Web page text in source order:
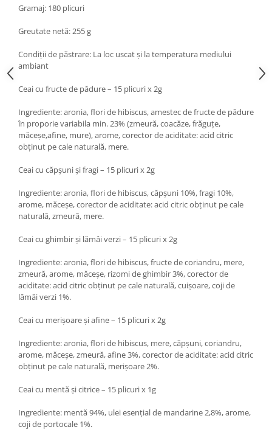
Gramaj: 180 plicuri
Greutate netă: 255 g
Condiții de păstrare: La loc uscat și la temperatura mediului
ambiant
Ceai cu fructe de pădure – 15 plicuri x 2g
Ingrediente: aronia, flori de hibiscus, amestec de fructe de pădure
în proporie variabila min. 23% (zmeură, coacăze, frăguțe,
măceșe,afine, mure), arome, corector de aciditate: acid citric
obținut pe cale naturală, mere.
Ceai cu căpșuni și fragi – 15 plicuri x 2g
Ingrediente: aronia, flori de hibiscus, căpșuni 10%, fragi 10%,
arome, măceșe, corector de aciditate: acid citric obținut pe cale
naturală, zmeură, mere.
Ceai cu ghimbir și lămâi verzi – 15 plicuri x 2g
Ingrediente: aronia, flori de hibiscus, fructe de coriandru, mere,
zmeură, arome, măceșe, rizomi de ghimbir 3%, corector de
aciditate: acid citric obținut pe cale naturală, cuișoare, coji de
lămâi verzi 1%.
Ceai cu merișoare și afine – 15 plicuri x 2g
Ingrediente: aronia, flori de hibiscus, mere, căpșuni, coriandru,
arome, măceșe, zmeură, afine 3%, corector de aciditate: acid citric
obținut pe cale naturală, merișoare 2%.
Ceai cu mentă și citrice – 15 plicuri x 1g
Ingrediente: mentă 94%, ulei esențial de mandarine 2,8%, arome,
coji de portocale 1%.